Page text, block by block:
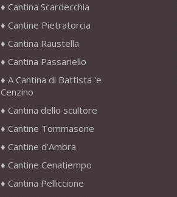
Cantina Scardecchia
Cantine Pietratorcia
Cantina Raustella
Cantina Passariello
A Cantina di Battista 'e
Cenzino
Cantina dello scultore
Cantine Tommasone
Cantine d’Ambra
Cantine Cenatiempo
Cantina Pelliccione